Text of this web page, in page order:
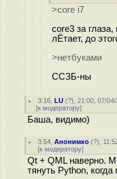
>core i7
core3 за
лЁтает, до
>нетбуками
ССЗБ-ны
3.16 ,LU (?), 21:00, 07/
[к модератору]
Баша, видимо)
3.54 ,Анонимко (?),
[к модератору]
Qt + QML наверно.
тянуть Python,